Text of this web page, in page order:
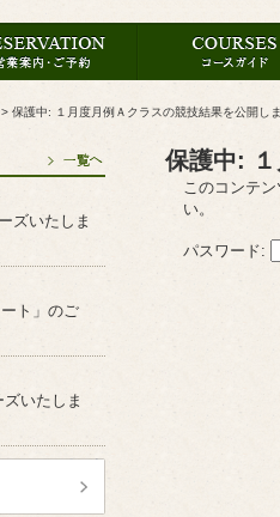
> 保護中: １月度月例Ａクラスの競技結果を公開し
ズいたしま
ト」のご
いたしま
保護中:
このコンテ
い。
パスワード: